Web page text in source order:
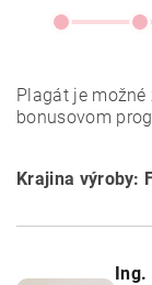
Plagát je
bonusovom
Krajina výroby:
Ing.